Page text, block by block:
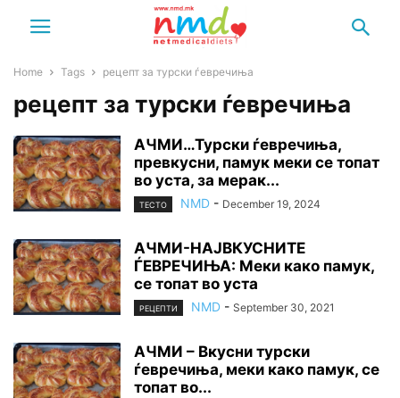
Home Tags рецепт за турски ѓевречиња
рецепт за турски ѓевречиња
АЧМИ…Турски ѓевречиња,
превкусни, памук меки се топат
во уста, за мерак...
ТЕСТО NMD - December 19, 2024
АЧМИ-НАЈВКУСНИТЕ
ЃЕВРЕЧИЊА: Меки како памук,
се топат во уста
РЕЦЕПТИ NMD - September 30, 2021
АЧМИ – Вкусни турски
ѓевречиња, меки како памук, се
топат во...